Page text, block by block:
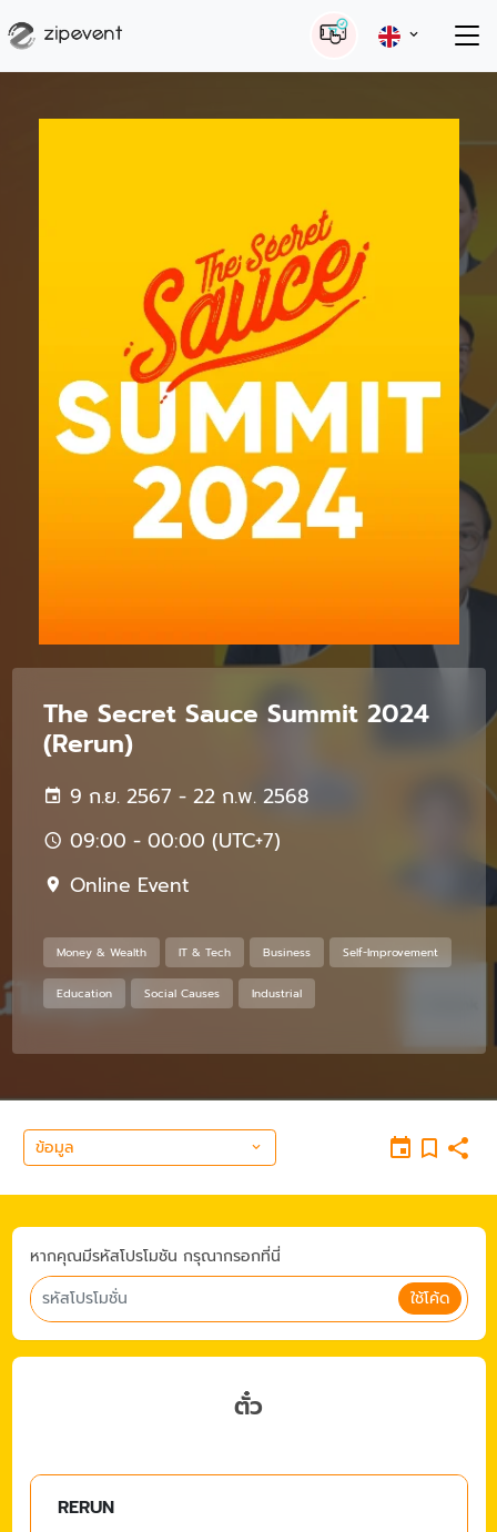
The Secret Sauce Summit 2024
(Rerun)
9 ก.ย. 2567 - 22 ก.พ. 2568
09:00 - 00:00 (UTC+7)
Online Event
Money & Wealth IT & Tech Business Self-Improvement
Education Social Causes Industrial
ข้อมูล
หากคุณมีรหัสโปรโมชัน กรุณากรอกที่นี่
ใช้โค้ด
ตั๋ว
RERUN